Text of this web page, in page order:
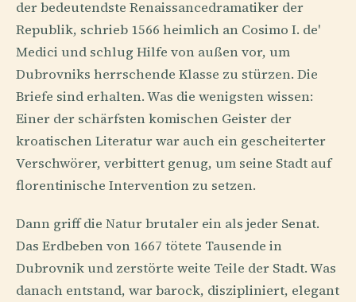
der bedeutendste Renaissancedramatiker der
Republik, schrieb 1566 heimlich an Cosimo I. de'
Medici und schlug Hilfe von außen vor, um
Dubrovniks herrschende Klasse zu stürzen. Die
Briefe sind erhalten. Was die wenigsten wissen:
Einer der schärfsten komischen Geister der
kroatischen Literatur war auch ein gescheiterter
Verschwörer, verbittert genug, um seine Stadt auf
florentinische Intervention zu setzen.
Dann griff die Natur brutaler ein als jeder Senat.
Das Erdbeben von 1667 tötete Tausende in
Dubrovnik und zerstörte weite Teile der Stadt. Was
danach entstand, war barock, diszipliniert, elegant